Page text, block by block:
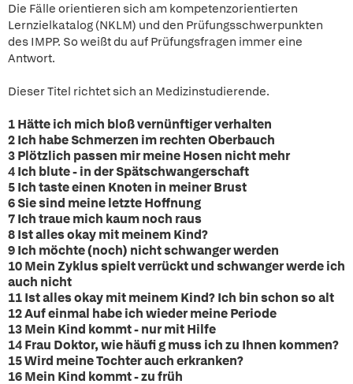
Die Fälle orientieren sich am kompetenzorientierten
Lernzielkatalog (NKLM) und den Prüfungsschwerpunkten
des IMPP. So weißt du auf Prüfungsfragen immer eine
Antwort.
Dieser Titel richtet sich an Medizinstudierende.
1 Hätte ich mich bloß vernünftiger verhalten
2 Ich habe Schmerzen im rechten Oberbauch
3 Plötzlich passen mir meine Hosen nicht mehr
4 Ich blute - in der Spätschwangerschaft
5 Ich taste einen Knoten in meiner Brust
6 Sie sind meine letzte Hoffnung
7 Ich traue mich kaum noch raus
8 Ist alles okay mit meinem Kind?
9 Ich möchte (noch) nicht schwanger werden
10 Mein Zyklus spielt verrückt und schwanger werde ich
auch nicht
11 Ist alles okay mit meinem Kind? Ich bin schon so alt
12 Auf einmal habe ich wieder meine Periode
13 Mein Kind kommt - nur mit Hilfe
14 Frau Doktor, wie häufi g muss ich zu Ihnen kommen?
15 Wird meine Tochter auch erkranken?
16 Mein Kind kommt - zu früh